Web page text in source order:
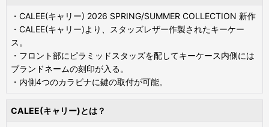
・CALEE(キャリー) 2026 SPRING/SUMMER COLLECTION 新作
・CALEE(キャリー)より、スタッズレザー作製されたキーケー
ス。
・フロント部にピラミッドスタッズを配してキーケース内側には
ブランドネームの刻印が入る。
・内側4つのカラビナに鍵の取付が可能。
CALEE(キャリー)とは？